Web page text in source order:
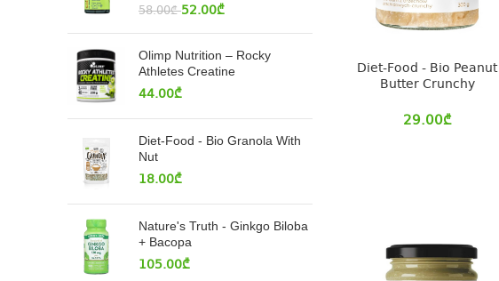
58.00₾ 52.00₾
Olimp Nutrition – Rocky
Athletes Creatine
44.00₾
Diet-Food - Bio Granola With
Nut
18.00₾
Nature's Truth - Ginkgo Biloba
+ Bacopa
105.00₾
Diet-Food - Bio Peanut
Butter Crunchy
29.00₾